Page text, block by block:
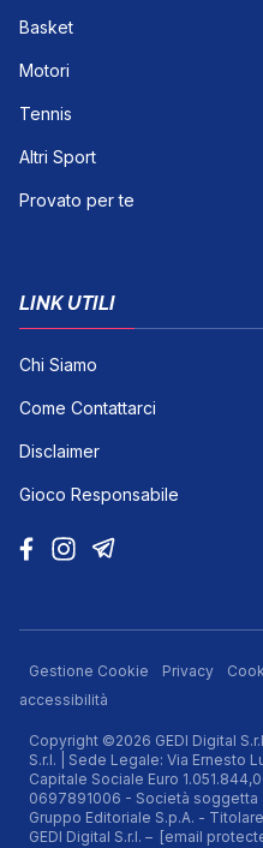
Basket
Motori
Tennis
Altri Sport
Provato per te
LINK UTILI
Chi Siamo
Come Contattarci
Disclaimer
Gioco Responsabile
Gestione Cookie Privacy
accessibilità
Copyright ©2026 GEDI Digital
S.r.l. | Sede Legale: Via Ernesto
Capitale Sociale Euro
0697891006 - Società soggetta
Gruppo Editoriale S.p.A. -
GEDI Digital S.r.l. – [email